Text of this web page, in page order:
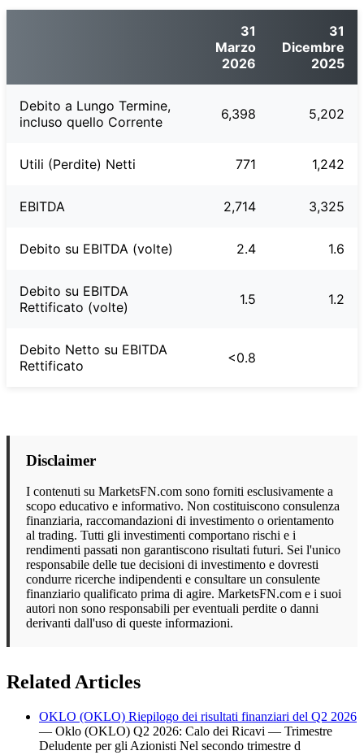
31
Marzo
2026
31
Dicembre
2025
Debito a Lungo Termine,
incluso quello Corrente
6,398 5,202
Utili (Perdite) Netti 771 1,242
EBITDA 2,714 3,325
Debito su EBITDA (volte) 2.4 1.6
Debito su EBITDA
Rettificato (volte)
1.5 1.2
Debito Netto su EBITDA
Rettificato
<0.8
Disclaimer
I contenuti su MarketsFN.com sono forniti esclusivamente a
scopo educativo e informativo. Non costituiscono consulenza
finanziaria, raccomandazioni di investimento o orientamento
al trading. Tutti gli investimenti comportano rischi e i
rendimenti passati non garantiscono risultati futuri. Sei l'unico
responsabile delle tue decisioni di investimento e dovresti
condurre ricerche indipendenti e consultare un consulente
finanziario qualificato prima di agire. MarketsFN.com e i suoi
autori non sono responsabili per eventuali perdite o danni
derivanti dall'uso di queste informazioni.
Related Articles
OKLO (OKLO) Riepilogo dei risultati finanziari del Q2 2026
— Oklo (OKLO) Q2 2026: Calo dei Ricavi — Trimestre
Deludente per gli Azionisti Nel secondo trimestre d